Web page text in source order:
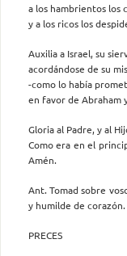
a los hambrientos los
y a los ricos los
Auxilia a Israel, su
acordándose de su
-como lo había
en favor de Abraham
Gloria al Padre, y al
Como era en el
Amén.
Ant. Tomad sobre
y humilde de corazón.
PRECES